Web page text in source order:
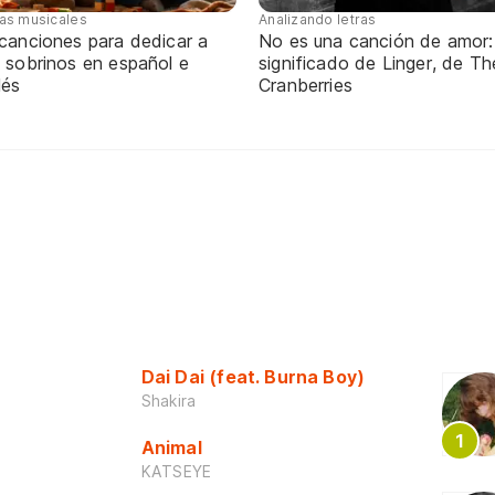
musicales
para dedicar a
sobrinos en español e
Analizando letras
No es una canción de amor:
significado de Linger, de
Cranberries
Dai Dai (feat. Burna Boy)
Shakira
Animal
KATSEYE